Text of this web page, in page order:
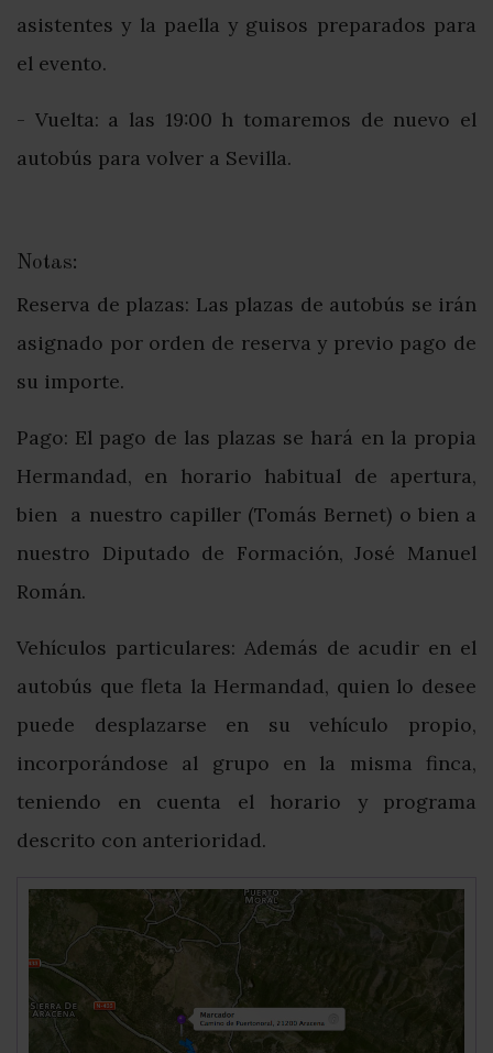
asistentes y la paella y guisos preparados para
el evento.
- Vuelta: a las 19:00 h tomaremos de nuevo el
autobús para volver a Sevilla.
Notas:
Reserva de plazas: Las plazas de autobús se irán
asignado por orden de reserva y previo pago de
su importe.
Pago: El pago de las plazas se hará en la propia
Hermandad, en horario habitual de apertura,
bien a nuestro capiller (Tomás Bernet) o bien a
nuestro Diputado de Formación, José Manuel
Román.
Vehículos particulares: Además de acudir en el
autobús que fleta la Hermandad, quien lo desee
puede desplazarse en su vehículo propio,
incorporándose al grupo en la misma finca,
teniendo en cuenta el horario y programa
descrito con anterioridad.